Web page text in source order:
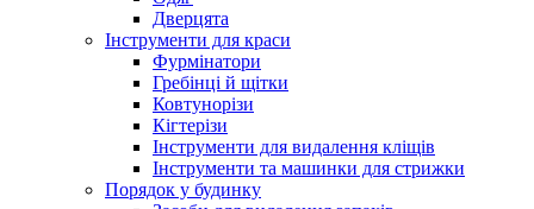
Дверцята
Інструменти для краси
Фурмінатори
Гребінці й щітки
Ковтунорізи
Кігтерізи
Інструменти для видалення кліщів
Інструменти та машинки для стрижки
Порядок у будинку